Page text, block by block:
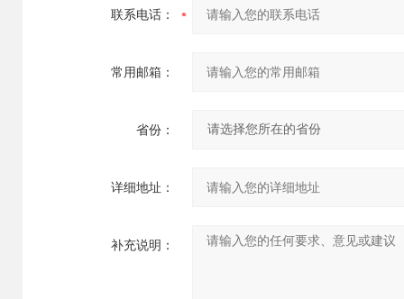
联系电话：
常用邮箱：
省份：
详细地址：
补充说明：